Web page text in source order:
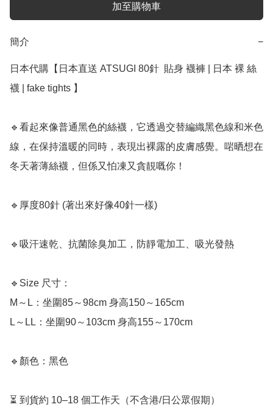
加至購物車
簡介 −
日本代購【日本直送 ATSUGI 80針  貼身 襪褲 | 日本 裸 絲
襪 | fake tights 】
🔹看起來像普通黑色的絲襪，它透過交替編織黑色線和米色
線，在保持溫暖的同時，表現出裸露的皮膚感覺。啱晒想在
冬天著薄絲襪，但係又怕凍又貪靚嘅你！
🔹厚度80針 (著出來好像40針一樣)
🔹吸汗速乾、抗菌除臭加工，防靜電加工、吸光發熱
🔹Size 尺寸：
M～L：坐圍85～98cm 身高150～165cm
L～LL：坐圍90～103cm 身高155～170cm
🔹顏色：黑色
⏳ 到貨約 10–18 個工作天（不含港/日公眾假期）